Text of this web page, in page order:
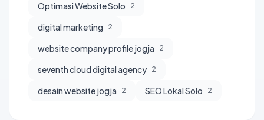
Optimasi Website Solo 2
digital marketing 2
website company profile jogja 2
seventh cloud digital agency 2
desain website jogja 2 SEO Lokal Solo 2